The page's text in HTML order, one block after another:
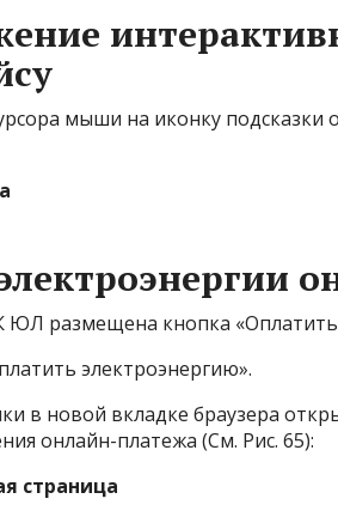
мыши на иконку подсказки
ЮЛ размещена кнопка «Оплатить
электроэнергию».
в новой вкладке браузера
онлайн-платежа (См. Рис. 65):
страница